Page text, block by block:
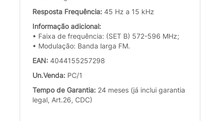
Resposta Frequência: 45 Hz a 15 kHz
Informação adicional:
• Faixa de frequência: (SET B) 572-596 MHz;
• Modulação: Banda larga FM.
EAN: 4044155257298
Un.Venda: PC/1
Tempo de Garantia: 24 meses (já inclui garantia
legal, Art.26, CDC)